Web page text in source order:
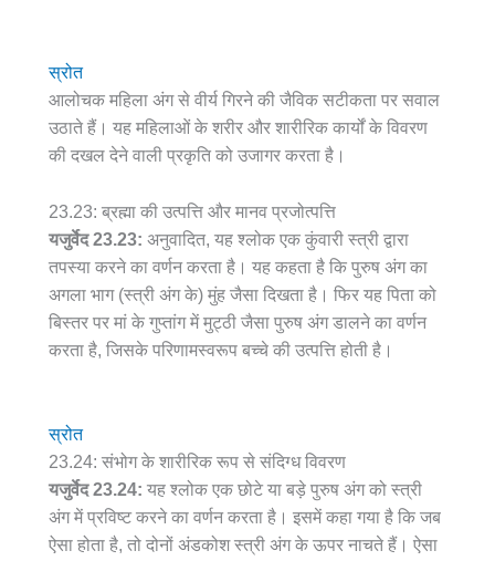
स्रोत
आलोचक महिला अंग से वीर्य गिरने की जैविक सटीकता पर सवाल
उठाते हैं। यह महिलाओं के शरीर और शारीरिक कार्यों के विवरण
की दखल देने वाली प्रकृति को उजागर करता है।
23.23: ब्रह्मा की उत्पत्ति और मानव प्रजोत्पत्ति
यजुर्वेद 23.23: अनुवादित, यह श्लोक एक कुंवारी स्त्री द्वारा
तपस्या करने का वर्णन करता है। यह कहता है कि पुरुष अंग का
अगला भाग (स्त्री अंग के) मुंह जैसा दिखता है। फिर यह पिता को
बिस्तर पर मां के गुप्तांग में मुट्ठी जैसा पुरुष अंग डालने का वर्णन
करता है, जिसके परिणामस्वरूप बच्चे की उत्पत्ति होती है।
स्रोत
23.24: संभोग के शारीरिक रूप से संदिग्ध विवरण
यजुर्वेद 23.24: यह श्लोक एक छोटे या बड़े पुरुष अंग को स्त्री
अंग में प्रविष्ट करने का वर्णन करता है। इसमें कहा गया है कि जब
ऐसा होता है, तो दोनों अंडकोश स्त्री अंग के ऊपर नाचते हैं। ऐसा